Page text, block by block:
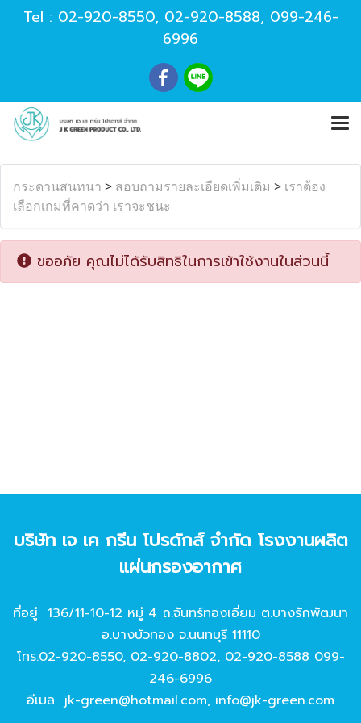
Tel : 02-920-8550, 02-920-8588, 099-246-
6996
กระดานสนทนา > สอบถามรายละเอียดเพิ่มเติม > เราต้อง
เลือกเกมที่คาดว่า เราจะชนะ
ขออภัย คุณไม่ได้รับสิทธิในการเข้าใช้งานในส่วนนี้
บริษัท เจ เค กรีน โปรดักส์ จํากัด โรงงานผลิต
แผ่นกรองอากาศ
ที่อยู่ 136/11-10-12 หมู่ 4 ถ.จันทร์ทองเอี่ยม ต.บางรักพัฒนา
อ.บางบัวทอง จ.นนทบุรี 11110
โทร.02-920-8550, 02-920-8802, 02-920-8588 099-
246-6996
อีเมล jk-green@hotmail.com, info@jk-green.com